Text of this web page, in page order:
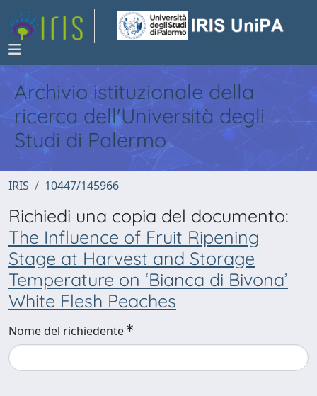
Archivio istituzionale della
ricerca dell'Università degli
Studi di Palermo
IRIS 10447/145966
Richiedi una copia del documento:
The Influence of Fruit Ripening
Stage at Harvest and Storage
Temperature on ‘Bianca di Bivona’
White Flesh Peaches
Nome del richiedente